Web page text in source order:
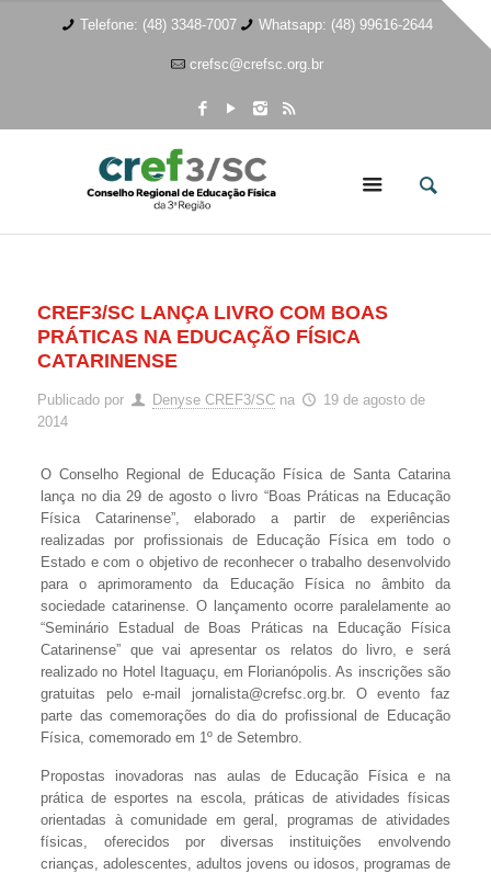
Telefone: (48) 3348-7007 Whatsapp: (48) 99616-2644
crefsc@crefsc.org.br
CREF3/SC LANÇA LIVRO COM BOAS
PRÁTICAS NA EDUCAÇÃO FÍSICA
CATARINENSE
Publicado por Denyse CREF3/SC na
19 de agosto de
2014
O Conselho Regional de Educação Física de Santa Catarina
lança no dia 29 de agosto o livro “Boas Práticas na Educação
Física Catarinense”, elaborado a partir de experiências
realizadas por profissionais de Educação Física em todo o
Estado e com o objetivo de reconhecer o trabalho desenvolvido
para o aprimoramento da Educação Física no âmbito da
sociedade catarinense. O lançamento ocorre paralelamente ao
“Seminário Estadual de Boas Práticas na Educação Física
Catarinense” que vai apresentar os relatos do livro, e será
realizado no Hotel Itaguaçu, em Florianópolis. As inscrições são
gratuitas pelo e-mail jornalista@crefsc.org.br. O evento faz
parte das comemorações do dia do profissional de Educação
Física, comemorado em 1º de Setembro.
Propostas inovadoras nas aulas de Educação Física e na
prática de esportes na escola, práticas de atividades físicas
orientadas à comunidade em geral, programas de atividades
físicas, oferecidos por diversas instituições envolvendo
crianças, adolescentes, adultos jovens ou idosos, programas de